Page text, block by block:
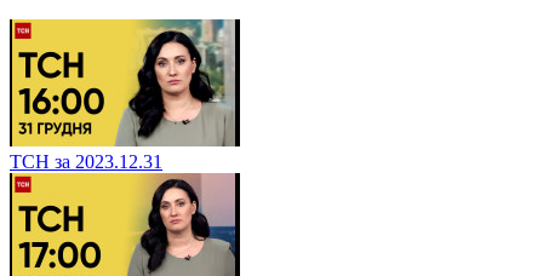
ТСН за 2023.12.31